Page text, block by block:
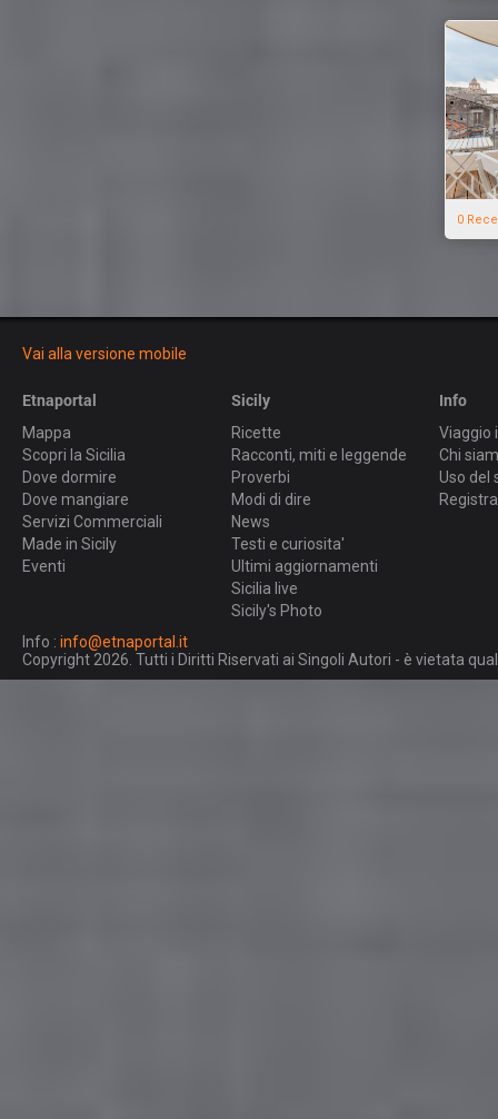
0
Vai alla versione mobile
Etnaportal
Mappa
Scopri la Sicilia
Dove dormire
Dove mangiare
Servizi Commerciali
Made in Sicily
Eventi
Sicily
Ricette
Racconti, miti e leggende
Proverbi
Modi di dire
News
Testi e curiosita'
Ultimi aggiornamenti
Sicilia live
Sicily's Photo
Info
Viaggio
Chi
Uso del
Info : info@etnaportal.it
Copyright 2026. Tutti i Diritti Riservati ai Singoli Autori - è vietata